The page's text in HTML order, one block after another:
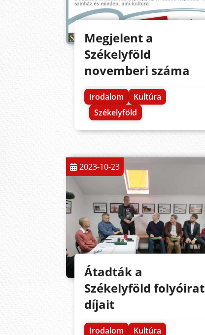
Megjelent a
Székelyföld
novemberi száma
Irodalom
Kultúra
Székelyföld
2023-10-23
Átadták a
Székelyföld folyóirat
díjait
Irodalom Kultúra